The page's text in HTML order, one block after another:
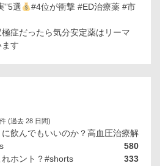
”5選
#4位が衝撃 #ED治療薬 #市
極症だったら気分安定薬はリーマ
す
(過去 28 日間)
飲んでもいいのか？高血圧治療解
580
ホント？#shorts
333